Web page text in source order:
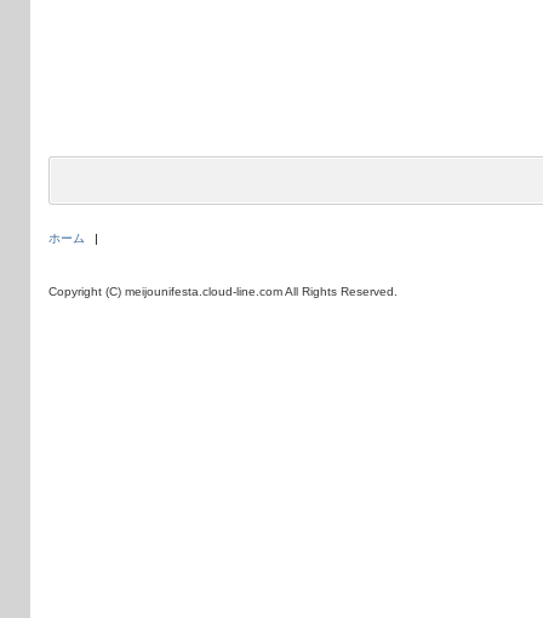
ホーム
Copyright (C) meijounifesta.cloud-line.com All Rights Reserved.